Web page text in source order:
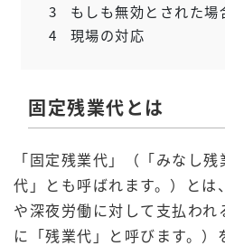
3
もしも無効とされた場
4
現場の対応
固定残業代とは
「固定残業代」（「みなし
代」とも呼ばれます。）と
や深夜労働に対して支払わ
に「残業代」と呼びます。